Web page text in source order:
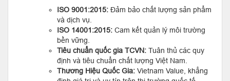
ISO 9001:2015: Đảm bảo chất lượng sản phẩm
và dịch vụ.
ISO 14001:2015: Cam kết quản lý môi trường
bền vững.
Tiêu chuẩn quốc gia TCVN: Tuân thủ các quy
định và tiêu chuẩn chất lượng Việt Nam.
Thương Hiệu Quốc Gia: Vietnam Value, khẳng